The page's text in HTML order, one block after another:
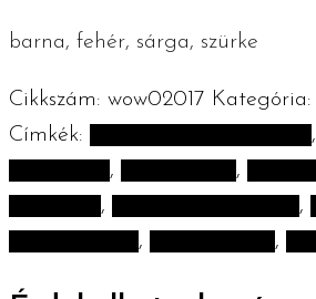
barna, fehér, sárga, szürke
Cikkszám: wow02017 Kategória:
Címkék:
,
, ,
, ,
, ,